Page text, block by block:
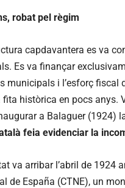
robat pel règim
capdavantera es va
Es va finançar
municipals i l’esforç fiscal
històrica en pocs anys.
a Balaguer (1924)
feia evidenciar la
va arribar l’abril de
de España (CTNE), un